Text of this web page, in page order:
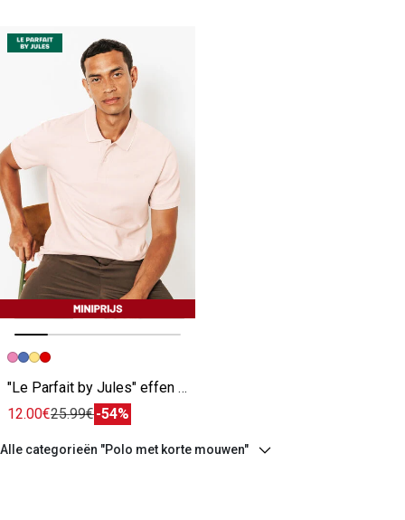
Vorige afbeelding
Volgende beeld
"Le Parfait by Jules" effen polo korte mouwen roze
12.00€25.99€-54%
Alle categorieën "Polo met korte mouwen"